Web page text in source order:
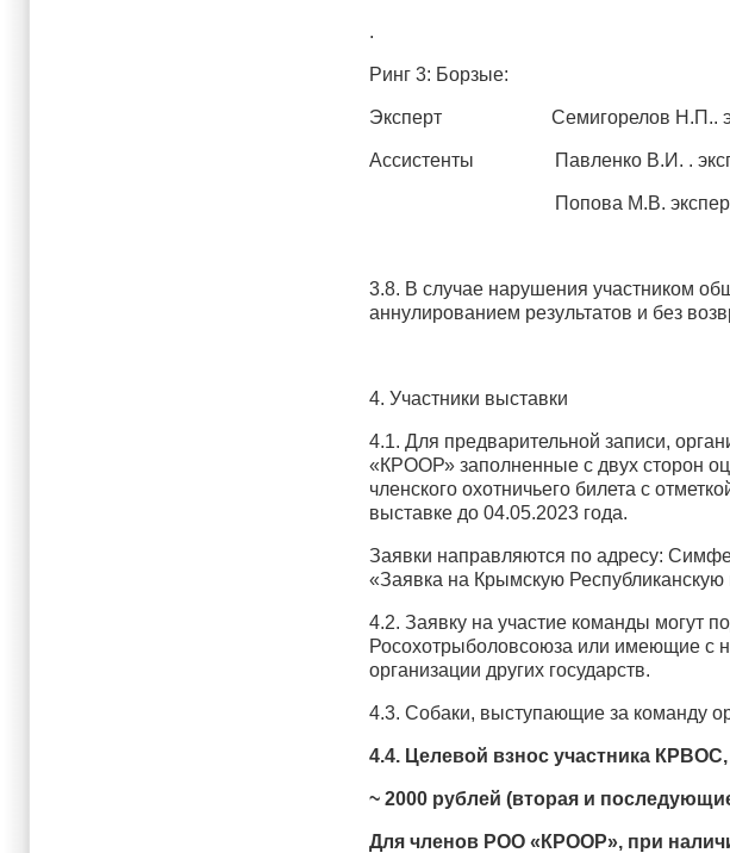
.
Ринг 3: Борзые:
Эксперт Семигорелов Н.П..
Ассистенты Павленко В.И. .
Попова М.В. эксперт 3
3.8. В случае нарушения участником
аннулированием результатов и без
4. Участники выставки
4.1. Для предварительной записи,
«КРООР» заполненные с двух сторон
членского охотничьего билета с
выставке до 04.05.2023 года.
Заявки направляются по адресу:
«Заявка на Крымскую Республиканскую
4.2. Заявку на участие команды могут
Росохотрыболовсоюза или имеющие с
организации других государств.
4.3. Собаки, выступающие за команду
4.4. Целевой взнос участника
~ 2000 рублей (вторая и
Для членов РОО «КРООР», при